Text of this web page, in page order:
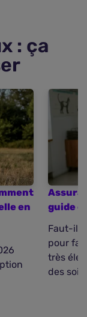
: ça
en
guide
Faut-il
pour
très
des